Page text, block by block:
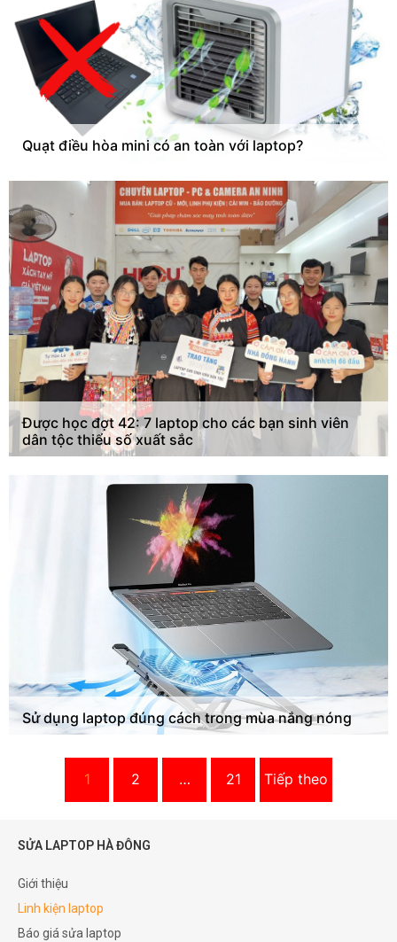
Quạt điều hòa mini có an toàn với laptop?
Được học đợt 42: 7 laptop cho các bạn sinh viên
dân tộc thiểu số xuất sắc
Sử dụng laptop đúng cách trong mùa nắng nóng
1 2 … 21 Tiếp theo
SỬA LAPTOP HÀ ĐÔNG
Giới thiệu
Linh kiện laptop
Báo giá sửa laptop